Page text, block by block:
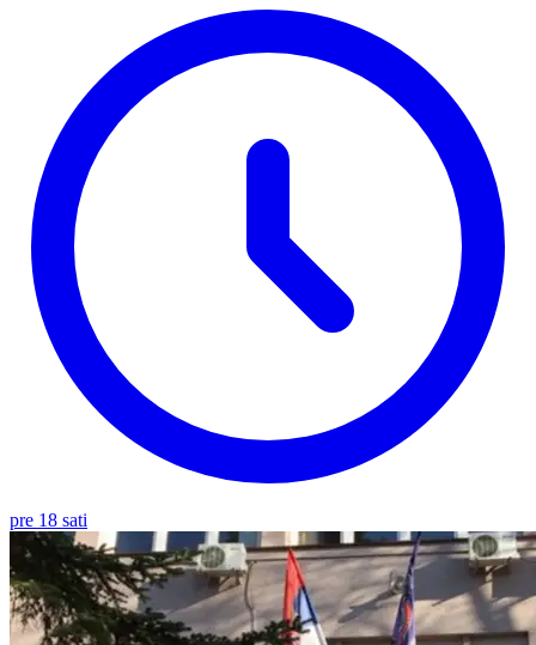
pre 18 sati